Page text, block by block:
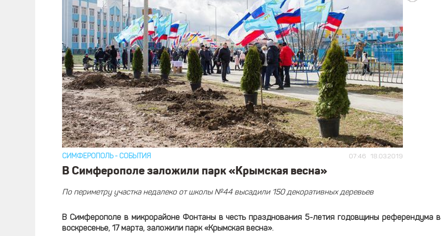
07:46 18.03.2019
СИМФЕРОПОЛЬ- СОБЫТИЯ
В Симферополе заложили парк «Крымская весна»
По периметру участка недалеко от школы №44 высадили 150 декоративных деревьев
В Симферополе в микрорайоне Фонтаны в честь празднования 5-летия годовщины референдума в
воскресенье, 17 марта, заложили парк «Крымская весна».